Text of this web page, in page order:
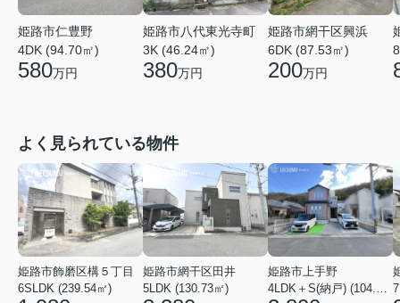
姫路市仁豊野
4DK (94.70㎡)
580万円
姫路市八代東光寺町
3K (46.24㎡)
380万円
姫路市網干区興浜
6DK (87.53㎡)
200万円
よく見られている物件
姫路市飾磨区構５丁目
6SLDK (239.54㎡)
姫路市網干区田井
5LDK (130.73㎡)
姫路市上手野